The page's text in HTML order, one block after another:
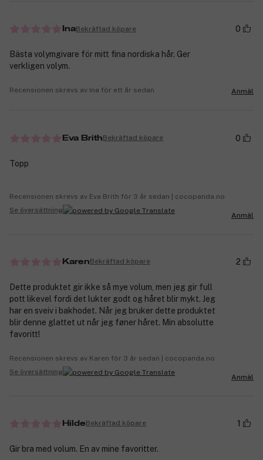
InaBekräftad köpare 0
Bästa volymgivare för mitt fina nordiska hår. Ger
verkligen volym.
Recensionen skrevs av Ina för ett år sedan Anmäl
Eva BrithBekräftad köpare 0
Topp
Recensionen skrevs av Eva Brith för 3 år sedan | cocopanda.no
Se översättning
Anmäl
KarenBekräftad köpare 2
Dette produktet gir ikke så mye volum, men jeg gir full
pott likevel fordi det lukter godt og håret blir mykt. Jeg
har en sveiv i bakhodet. Når jeg bruker dette produktet
blir denne glattet ut når jeg føner håret. Min absolutte
favoritt!
Recensionen skrevs av Karen för 3 år sedan | cocopanda.no
Se översättning
Anmäl
HildeBekräftad köpare 1
Gir bra med volum. En av mine favoritter.